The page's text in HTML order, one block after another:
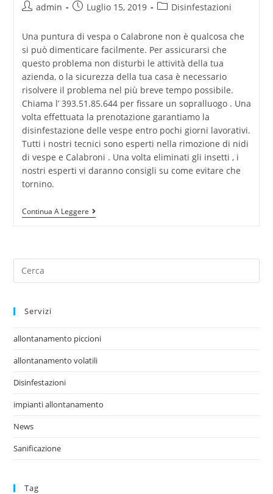
admin Luglio 15, 2019 Disinfestazioni
Una puntura di vespa o Calabrone non è qualcosa che
si può dimenticare facilmente. Per assicurarsi che
questo problema non disturbi le attività della tua
azienda, o la sicurezza della tua casa è necessario
risolvere il problema nel più breve tempo possibile.
Chiama l’ 393.51.85.644 per fissare un sopralluogo . Una
volta effettuata la prenotazione garantiamo la
disinfestazione delle vespe entro pochi giorni lavorativi.
Tutti i nostri tecnici sono esperti nella rimozione di nidi
di vespe e Calabroni . Una volta eliminati gli insetti , i
nostri esperti vi daranno consigli su come evitare che
tornino.
Continua A Leggere
Servizi
allontanamento piccioni
allontanamento volatili
Disinfestazioni
impianti allontanamento
News
Sanificazione
Tag